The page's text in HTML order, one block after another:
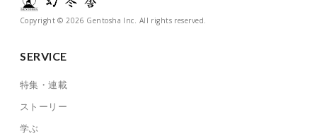
Copyright © 2026 Gentosha Inc. All rights reserved.
SERVICE
特集・連載
ストーリー
学ぶ